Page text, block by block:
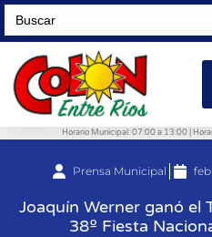
Search
for:
Horario Municipal: 07:00 a 13:00 |
Prensa Municipal
Joaquín Werner ganó el
38º Fiesta